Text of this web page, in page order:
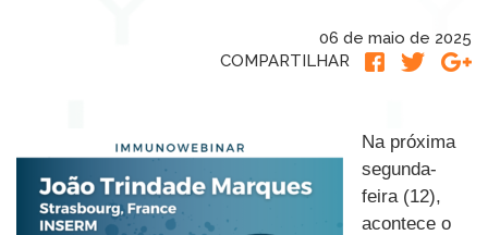
06 de maio de 2025
COMPARTILHAR
Na próxima
segunda-
feira (12),
acontece o